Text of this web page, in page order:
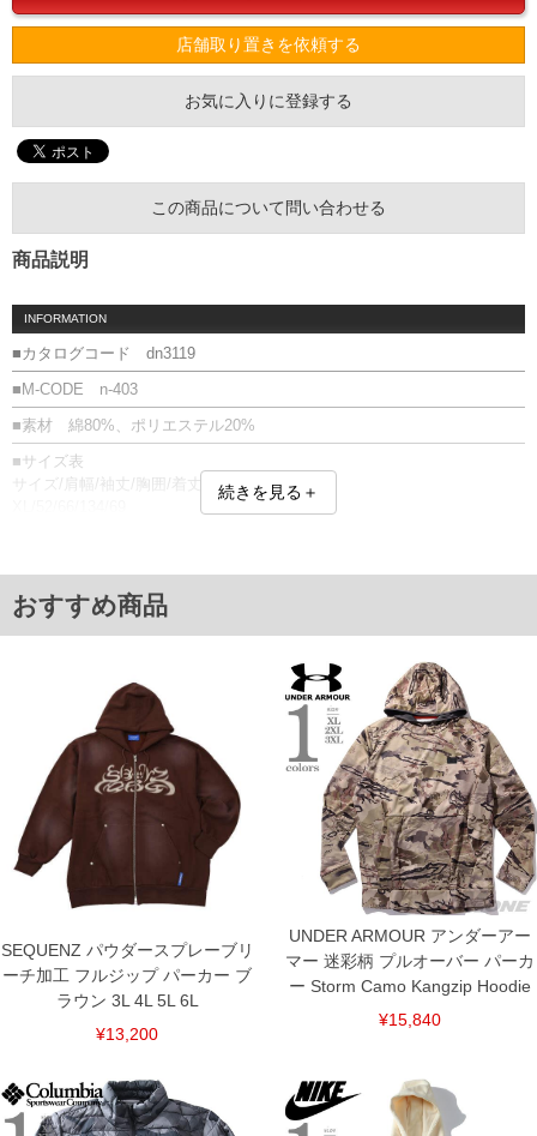
店舗取り置きを依頼する
お気に入りに登録する
この商品について問い合わせる
商品説明
INFORMATION
■カタログコード dn3119
■M-CODE n-403
■素材 綿80%、ポリエステル20%
■サイズ表
サイズ/肩幅/袖丈/胸囲/着丈
返品交換希望の方は、商品到着後1週間以内にご連絡ください。
裾上げ料金は500円+税となります。
備考欄に股下●cmとご記入下さい。（裾上げ無料対象商品は1本につき税込6,000円以
上の品が対象。1本5,999円以下の商品は有料（500円+税）となります。）
出荷まで約1週間～20日間程お時間を頂く場合がございます。
尚、裾上げした商品は返品・交換不可となりますので、予めご了承下さい。
一部、お直しに対応出来ない商品がございます。(例：裾にファスナーや調節ひもが付
いている、極端なデザインが施されている等)
※商品によって若干のサイズの誤差がございます。また、お客様がご使用の環境（コ
ンピュータ画面）によって、商品の色味が若干異なる場合がございます。予めご了承
ください。
※当店での掲載商品は、実店鋪と在庫を共用しておりますので店頭での売り違い、店
舗からのお取り寄せ等により、お客様にご迷惑をお掛けしてしまう場合がございま
す。そのようなことがない様最大限に努めておりますが、もしあった場合速やかにご
連絡させて頂きますので予めご了承ください。
ITEM INTRODUCTION
続きを見る＋
おすすめ商品
SEQUENZ パウダースプレーブリ
ーチ加工 フルジップ パーカー ブ
ラウン 3L 4L 5L 6L
¥13,200
UNDER ARMOUR アンダーアー
マー 迷彩柄 プルオーバー パーカ
ー Storm Camo Kangzip Hoodie
¥15,840